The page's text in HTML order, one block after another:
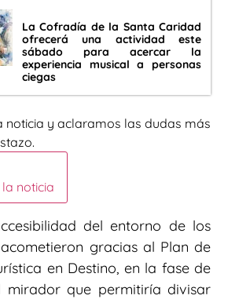
La Cofradía de la Santa Caridad
ofrecerá una actividad este
sábado para acercar la
experiencia musical a personas
ciegas
noticia y aclaramos las dudas más
noticia
del entorno de los
gracias al Plan de
en Destino, en la fase de
mirador que permitiría divisar